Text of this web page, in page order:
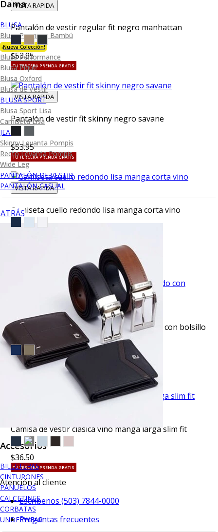
Dama
BLUSA
Blusa Premium Bambú
¡Nueva Colección!
Blusa Performance
Blusa Piqué
Blusa Oxford
Blusa de Vestir
BLUSA SPORT
Blusa Sport Lisa
Camiseta Lisa
JEANS
Skinny Levanta Pompis
Recto Levanta Pompis
Wide Leg
PANTALÓN DE VESTIR
PANTALÓN CASUAL
ATRÁS
Accesorios
BILLETERAS
CINTURONES
PAÑUELOS
CALCETINES
CORBATAS
UNDERWEAR
VISTA RAPIDA
Pantalón de vestir regular fit negro manhattan
$53.95
TU TERCERA PRENDA GRATIS
VISTA RAPIDA
Pantalón de vestir fit skinny negro savane
$53.95
TU TERCERA PRENDA GRATIS
VISTA RAPIDA
Camiseta cuello redondo lisa manga corta vino
Pantalón de vestir slim fit gris texturizado con bolsillo
oculto manhattan
$53.95
TU TERCERA PRENDA GRATIS
Camisa de vestir clásica vino manga larga slim fit
$36.50
TU TERCERA PRENDA GRATIS
Atención al cliente
Escríbenos (503) 7844-0000
Preguntas frecuentes